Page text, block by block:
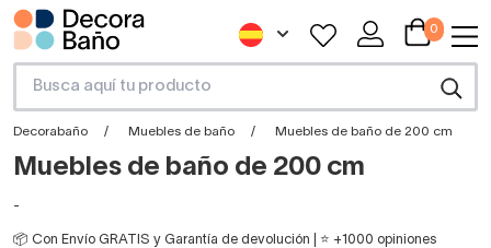
0
Decorabaño Muebles de baño Muebles de baño de 200 cm
Muebles de baño de 200 cm
-
📦 Con Envío GRATIS y Garantía de devolución | ⭐ +1000 opiniones